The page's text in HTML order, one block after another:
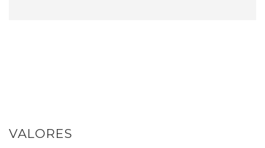
VALORES